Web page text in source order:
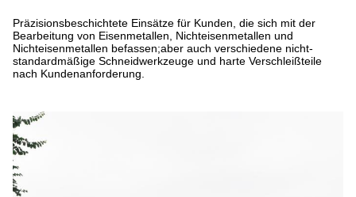
Präzisionsbeschichtete Einsätze für Kunden, die sich mit der
Bearbeitung von Eisenmetallen, Nichteisenmetallen und
Nichteisenmetallen befassen;aber auch verschiedene nicht-
standardmäßige Schneidwerkzeuge und harte Verschleißteile
nach Kundenanforderung.